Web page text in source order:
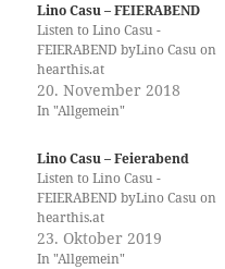
Lino Casu – FEIERABEND
Listen to Lino Casu -
FEIERABEND byLino Casu on
hearthis.at
20. November 2018
In "Allgemein"
Lino Casu – Feierabend
Listen to Lino Casu -
FEIERABEND byLino Casu on
hearthis.at
23. Oktober 2019
In "Allgemein"